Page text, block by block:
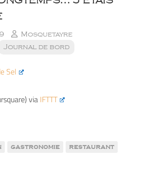
Mosquetayre
Journal de bord
Sel
via IFTTT
gastronomie restaurant